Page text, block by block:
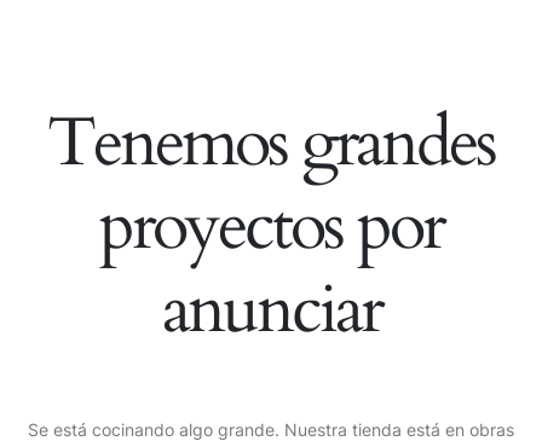
Tenemos grandes
proyectos por
anunciar
Se está cocinando algo grande. Nuestra tienda está en obras